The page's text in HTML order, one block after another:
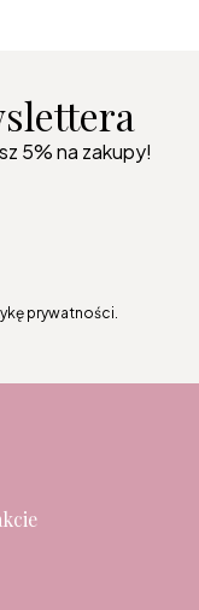
5% na zakupy!
prywatności.